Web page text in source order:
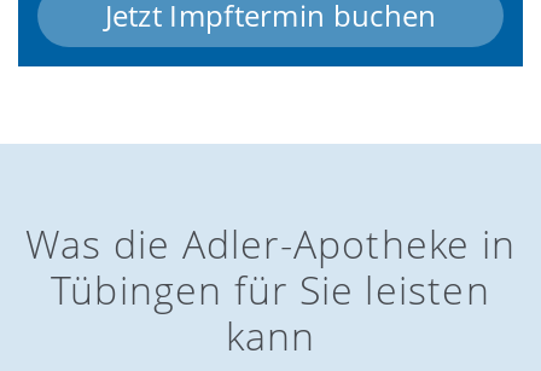
Jetzt Impftermin buchen
Was die Adler-Apotheke in
Tübingen für Sie leisten
kann